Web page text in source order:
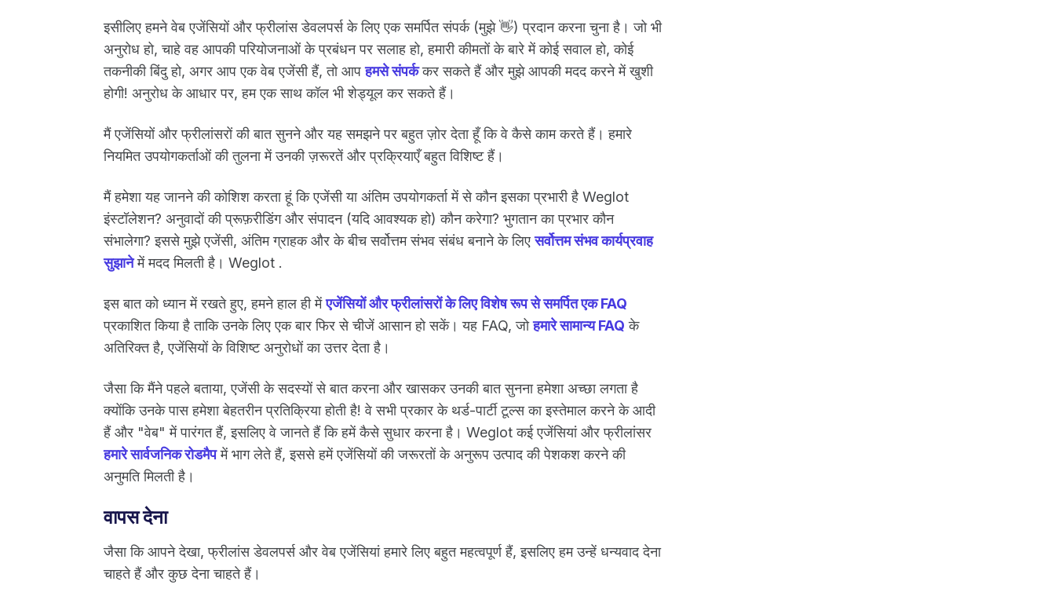
इसीलिए हमने वेब एजेंसियों और फ्रीलांस डेवलपर्स के लिए एक समर्पित संपर्क (मुझे 👋) प्रदान करना चुना है। जो भी
अनुरोध हो, चाहे वह आपकी परियोजनाओं के प्रबंधन पर सलाह हो, हमारी कीमतों के बारे में कोई सवाल हो, कोई
तकनीकी बिंदु हो, अगर आप एक वेब एजेंसी हैं, तो आपहमसे संपर्ककर सकते हैं और मुझे आपकी मदद करने में खुशी
होगी! अनुरोध के आधार पर, हम एक साथ कॉल भी शेड्यूल कर सकते हैं।
मैं एजेंसियों और फ्रीलांसरों की बात सुनने और यह समझने पर बहुत ज़ोर देता हूँ कि वे कैसे काम करते हैं। हमारे
नियमित उपयोगकर्ताओं की तुलना में उनकी ज़रूरतें और प्रक्रियाएँ बहुत विशिष्ट हैं।
मैं हमेशा यह जानने की कोशिश करता हूं कि एजेंसी या अंतिम उपयोगकर्ता में से कौन इसका प्रभारी है Weglot
इंस्टॉलेशन? अनुवादों की प्रूफ़रीडिंग और संपादन (यदि आवश्यक हो) कौन करेगा? भुगतान का प्रभार कौन
संभालेगा? इससे मुझे एजेंसी, अंतिम ग्राहक और के बीच सर्वोत्तम संभव संबंध बनाने के लिएसर्वोत्तम संभव कार्यप्रवाह
सुझानेमें मदद मिलती है। Weglot .
इस बात को ध्यान में रखते हुए, हमने हाल ही मेंएजेंसियों और फ्रीलांसरों के लिए विशेष रूप से समर्पित एक FAQ
प्रकाशित किया है ताकि उनके लिए एक बार फिर से चीजें आसान हो सकें। यह FAQ, जोहमारे सामान्य FAQ के
अतिरिक्त है, एजेंसियों के विशिष्ट अनुरोधों का उत्तर देता है।
जैसा कि मैंने पहले बताया, एजेंसी के सदस्यों से बात करना और खासकर उनकी बात सुनना हमेशा अच्छा लगता है
क्योंकि उनके पास हमेशा बेहतरीन प्रतिक्रिया होती है! वे सभी प्रकार के थर्ड-पार्टी टूल्स का इस्तेमाल करने के आदी
हैं और "वेब" में पारंगत हैं, इसलिए वे जानते हैं कि हमें कैसे सुधार करना है। Weglot कई एजेंसियां और फ्रीलांसर
हमारे सार्वजनिक रोडमैपमें भाग लेते हैं, इससे हमें एजेंसियों की जरूरतों के अनुरूप उत्पाद की पेशकश करने की
अनुमति मिलती है।
वापस देना
जैसा कि आपने देखा, फ्रीलांस डेवलपर्स और वेब एजेंसियां हमारे लिए बहुत महत्वपूर्ण हैं, इसलिए हम उन्हें धन्यवाद देना
चाहते हैं और कुछ देना चाहते हैं।